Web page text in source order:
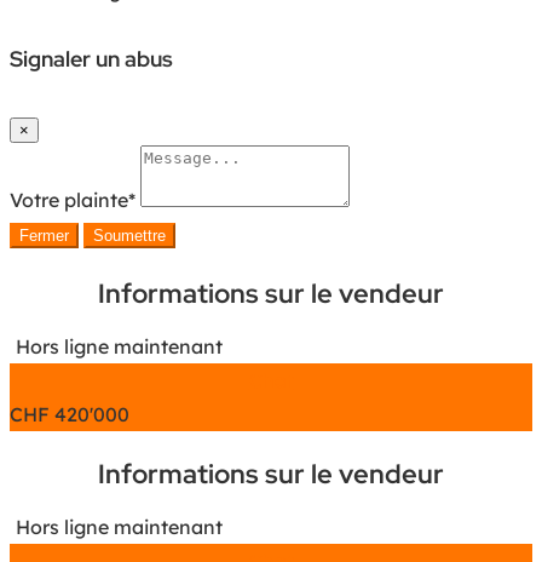
Signaler un abus
×
Votre plainte*
Fermer Soumettre
Informations sur le vendeur
Hors ligne maintenant
CHF 420'000
Informations sur le vendeur
Hors ligne maintenant